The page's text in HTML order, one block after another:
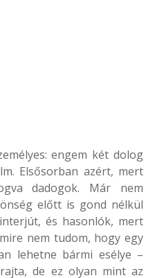
engem két dolog
Elsősorban azért, mert
dadogok. Már nem
előtt is gond nélkül
és hasonlók, mert
nem tudom, hogy egy
lehetne bármi esélye –
de ez olyan mint az